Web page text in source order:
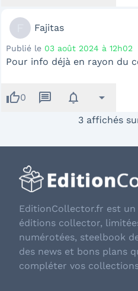
Fajitas
Publié le 03 août 2024 à 12h02
Pour info déjà en rayon du
thumb_up0 message notifications arrow_drop_down
3 affichés
EditionCollector.fr est
éditions collector,
numérotées, steelbook
des news et bons plans
compléter vos